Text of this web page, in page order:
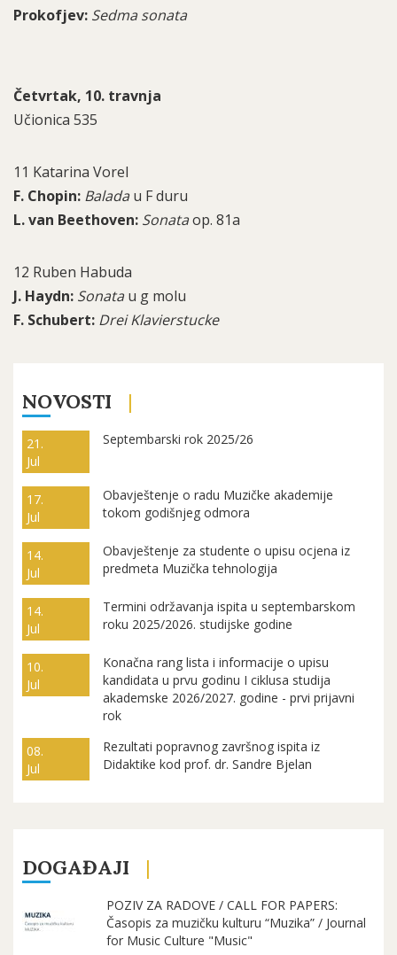
Prokofjev: Sedma sonata
Četvrtak, 10. travnja
Učionica 535
11 Katarina Vorel
F. Chopin: Balada u F duru
L. van Beethoven: Sonataop. 81a
12 Ruben Habuda
J. Haydn: Sonata u g molu
F. Schubert: Drei Klavierstucke
NOVOSTI
21.
Jul
Septembarski rok 2025/26
17.
Jul
Obavještenje o radu Muzičke akademije
tokom godišnjeg odmora
14.
Jul
Obavještenje za studente o upisu ocjena iz
predmeta Muzička tehnologija
14.
Jul
Termini održavanja ispita u septembarskom
roku 2025/2026. studijske godine
10.
Jul
Konačna rang lista i informacije o upisu
kandidata u prvu godinu I ciklusa studija
akademske 2026/2027. godine - prvi prijavni
rok
08.
Jul
Rezultati popravnog završnog ispita iz
Didaktike kod prof. dr. Sandre Bjelan
DOGAĐAJI
POZIV ZA RADOVE / CALL FOR PAPERS:
Časopis za muzičku kulturu “Muzika” / Journal
for Music Culture "Music"